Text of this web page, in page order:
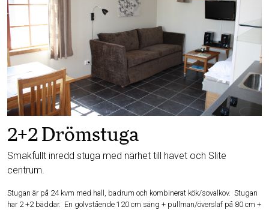
2+2 Drömstuga
Smakfullt inredd stuga med närhet till havet och Slite
centrum.
Stugan är på 24 kvm med hall, badrum och kombinerat kök/sovalkov. Stugan
har 2 +2 bäddar. En golvstående 120 cm säng + pullman/överslaf på 80 cm +